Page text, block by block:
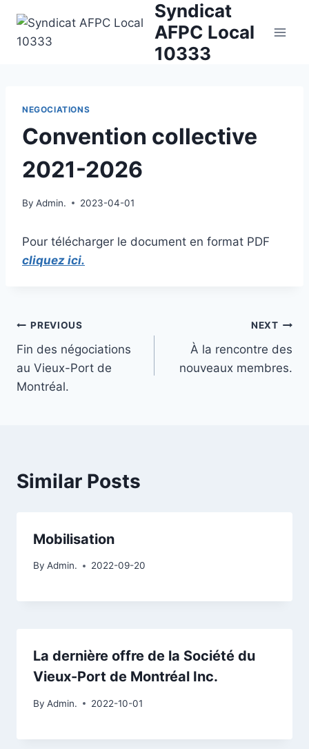
content
Syndicat
AFPC Local
10333
NEGOCIATIONS
Convention collective
2021-2026
By Admin. 2023-04-01
Pour télécharger le document en format PDF
cliquez ici.
Navigation
de
l'article
PREVIOUS
Fin des négociations
au Vieux-Port de
Montréal.
NEXT
À la rencontre des
nouveaux membres.
Similar Posts
Mobilisation
By Admin. 2022-09-20
La dernière offre de la Société du
Vieux-Port de Montréal Inc.
By Admin. 2022-10-01